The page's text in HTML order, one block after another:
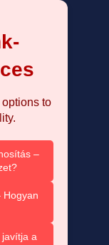
to
–
Hogyan
a